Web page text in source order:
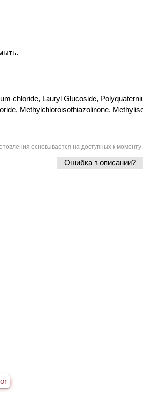
chloride, Lauryl Glucoside,
Methylchloroisothiazolinone,
основывается на доступных к
Ошибка в описании?